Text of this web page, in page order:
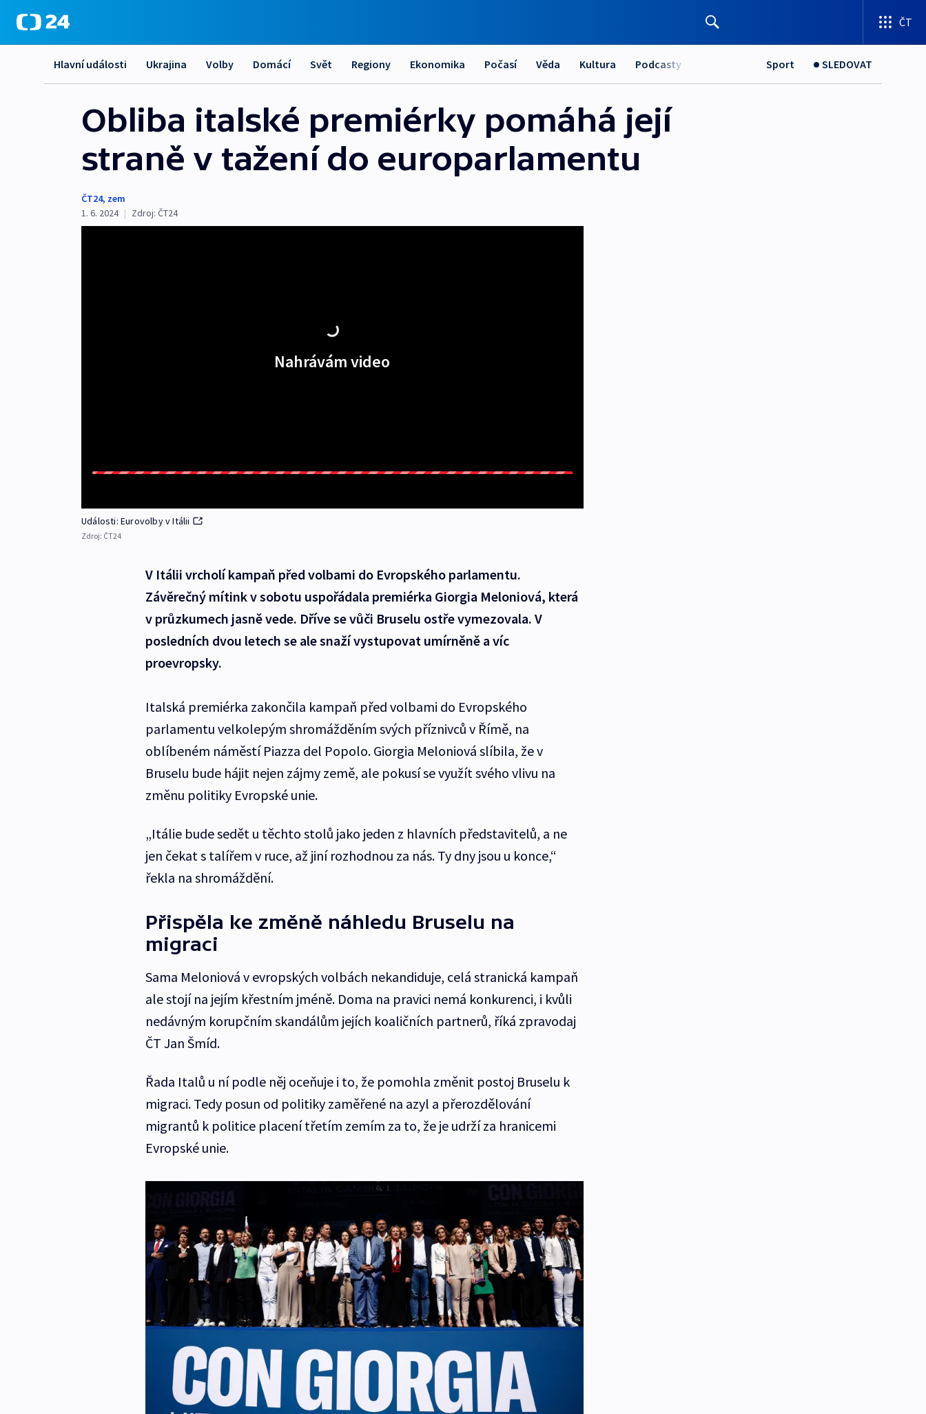
ČT
Hlavní události Ukrajina Volby Domácí Svět Regiony Ekonomika Počasí Věda Kultura Podcasty Sport SLEDOVAT
Obliba italské premiérky pomáhá její
straně v tažení do europarlamentu
ČT24, zem
1. 6. 2024 | Zdroj: ČT24
Nahrávám video
Události: Eurovolby v Itálii
Zdroj: ČT24
V Itálii vrcholí kampaň před volbami do Evropského parlamentu.
Závěrečný mítink v sobotu uspořádala premiérka Giorgia Meloniová, která
v průzkumech jasně vede. Dříve se vůči Bruselu ostře vymezovala. V
posledních dvou letech se ale snaží vystupovat umírněně a víc
proevropsky.
Italská premiérka zakončila kampaň před volbami do Evropského
parlamentu velkolepým shromážděním svých příznivců v Římě, na
oblíbeném náměstí Piazza del Popolo. Giorgia Meloniová slíbila, že v
Bruselu bude hájit nejen zájmy země, ale pokusí se využít svého vlivu na
změnu politiky Evropské unie.
„Itálie bude sedět u těchto stolů jako jeden z hlavních představitelů, a ne
jen čekat s talířem v ruce, až jiní rozhodnou za nás. Ty dny jsou u konce,“
řekla na shromáždění.
Přispěla ke změně náhledu Bruselu na
migraci
Sama Meloniová v evropských volbách nekandiduje, celá stranická kampaň
ale stojí na jejím křestním jméně. Doma na pravici nemá konkurenci, i kvůli
nedávným korupčním skandálům jejích koaličních partnerů, říká zpravodaj
ČT Jan Šmíd.
Řada Italů u ní podle něj oceňuje i to, že pomohla změnit postoj Bruselu k
migraci. Tedy posun od politiky zaměřené na azyl a přerozdělování
migrantů k politice placení třetím zemím za to, že je udrží za hranicemi
Evropské unie.